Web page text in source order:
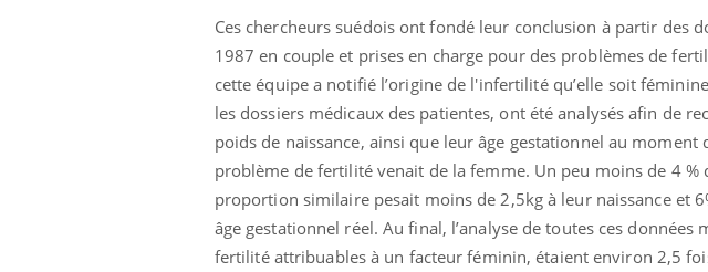
Ces chercheurs suédois ont fondé leur conclusion à partir des
1987 en couple et prises en charge pour des problèmes de
cette équipe a notifié l’origine de l'infertilité qu’elle soit
les dossiers médicaux des patientes, ont été analysés afin de
poids de naissance, ainsi que leur âge gestationnel au moment
problème de fertilité venait de la femme. Un peu moins de 4
proportion similaire pesait moins de 2,5kg à leur naissance et
âge gestationnel réel. Au final, l’analyse de toutes ces
fertilité attribuables à un facteur féminin, étaient environ 2,5
change dans la prise en
charge des femmes
enceintes
gâche-t-il les
jours de vos